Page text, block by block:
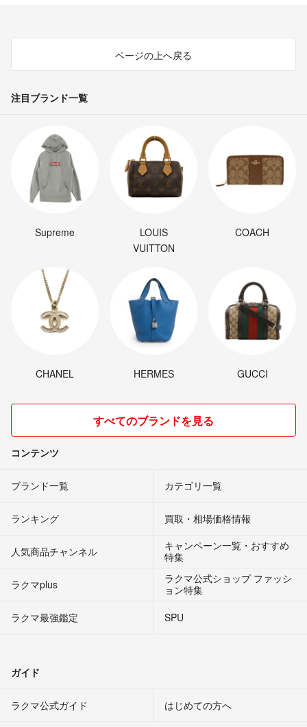
ページの上へ戻る
注目ブランド一覧
Supreme
LOUIS
VUITTON
COACH
CHANEL HERMES GUCCI
すべてのブランドを見る
コンテンツ
ブランド一覧 カテゴリ一覧
ランキング 買取・相場価格情報
人気商品チャンネル
キャンペーン一覧・おすすめ
特集
ラクマplus
ラクマ公式ショップ ファッシ
ョン特集
ラクマ最強鑑定
SPU
ガイド
ラクマ公式ガイド はじめての方へ